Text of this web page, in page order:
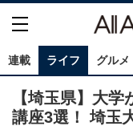
連載 ライフ グルメ
【埼玉県】大
講座3選！ 埼玉